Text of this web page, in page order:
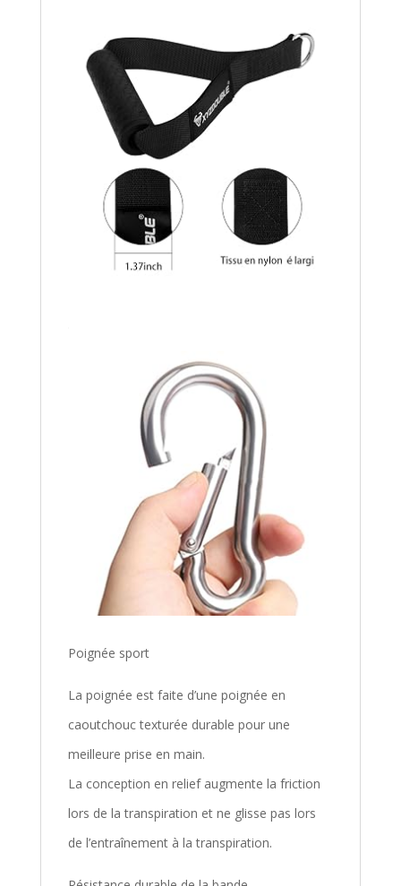
Poignée sport
La poignée est faite d’une poignée en
caoutchouc texturée durable pour une
meilleure prise en main.
La conception en relief augmente la friction
lors de la transpiration et ne glisse pas lors
de l’entraînement à la transpiration.